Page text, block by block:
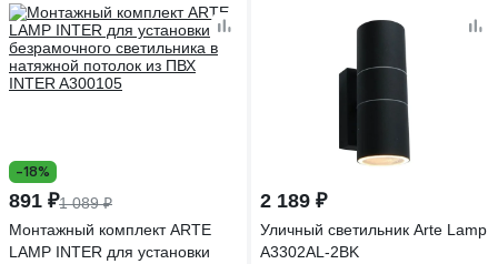
-18%
891 ₽1 089 ₽
Монтажный комплект ARTE
LAMP INTER для установки
2 189 ₽
Уличный светильник Arte Lamp
A3302AL-2BK